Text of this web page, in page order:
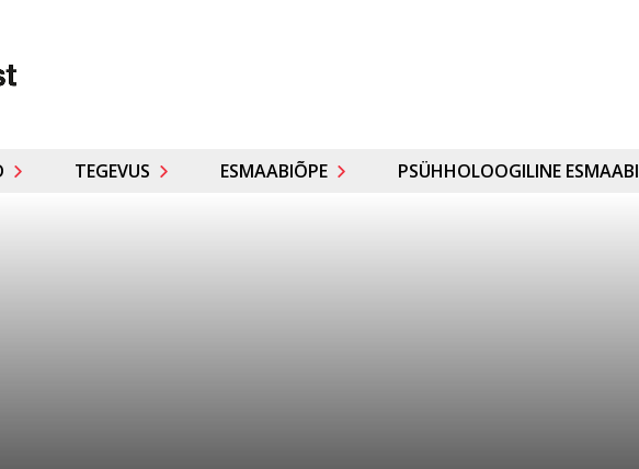
TEGEVUS ESMAABIÕPE PSÜHHOLOOGILINE ESMAABI